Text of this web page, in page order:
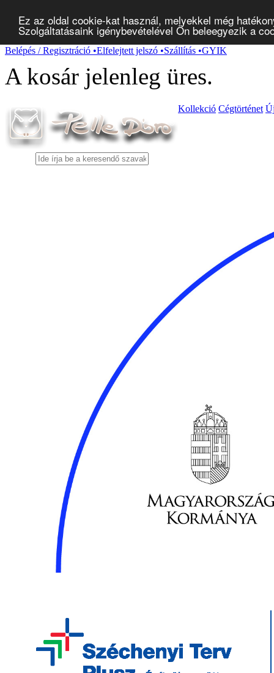
Ez az oldal cookie-kat használ, melyekkel még
Szolgáltatásaink igénybevételével Ön beleegyezik a
Belépés / Regisztráció •Elfelejtett jelszó •Szállítás •GYIK
A kosár jelenleg üres.
Kollekció Cégtörténet